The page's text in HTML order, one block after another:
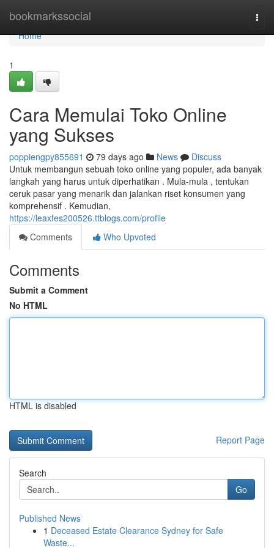
bookmarkssocial
Home
Home
1
Cara Memulai Toko Online
yang Sukses
poppiengpy855691 79 days ago News
Discuss
Untuk membangun sebuah toko online yang populer, ada banyak
langkah yang harus untuk diperhatikan . Mula-mula , tentukan
ceruk pasar yang menarik dan jalankan riset konsumen yang
komprehensif . Kemudian,
https://leaxfes200526.ttblogs.com/profile
Comments
Who Upvoted
Comments
Submit a Comment
No HTML
HTML is disabled
Report Page
Search
Go
Published News
1 Deceased Estate Clearance Sydney for Safe
Waste...